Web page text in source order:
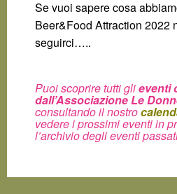
Se vuoi sapere cosa
Beer&Food Attraction 2022
seguirci…..
Puoi scoprire tutti glieventi
dall’Associazione Le
consultando il nostro
vedere i prossimi eventi in
l’archivio degli eventi